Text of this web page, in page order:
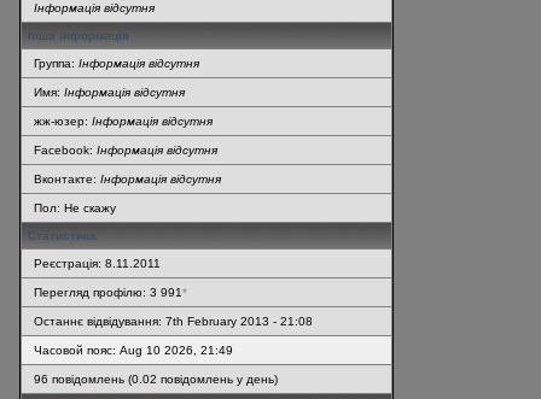
Інформація відсутня
Інша інформація
Группа: Інформація відсутня
Имя: Інформація відсутня
жж-юзер: Інформація відсутня
Facebook: Інформація відсутня
Вконтакте: Інформація відсутня
Пол: Не скажу
Статистика
Реєстрація: 8.11.2011
Перегляд профілю: 3 991*
Останнє відвідування: 7th February 2013 - 21:08
Часовой пояс: Aug 10 2026, 21:49
96 повідомлень (0.02 повідомлень у день)